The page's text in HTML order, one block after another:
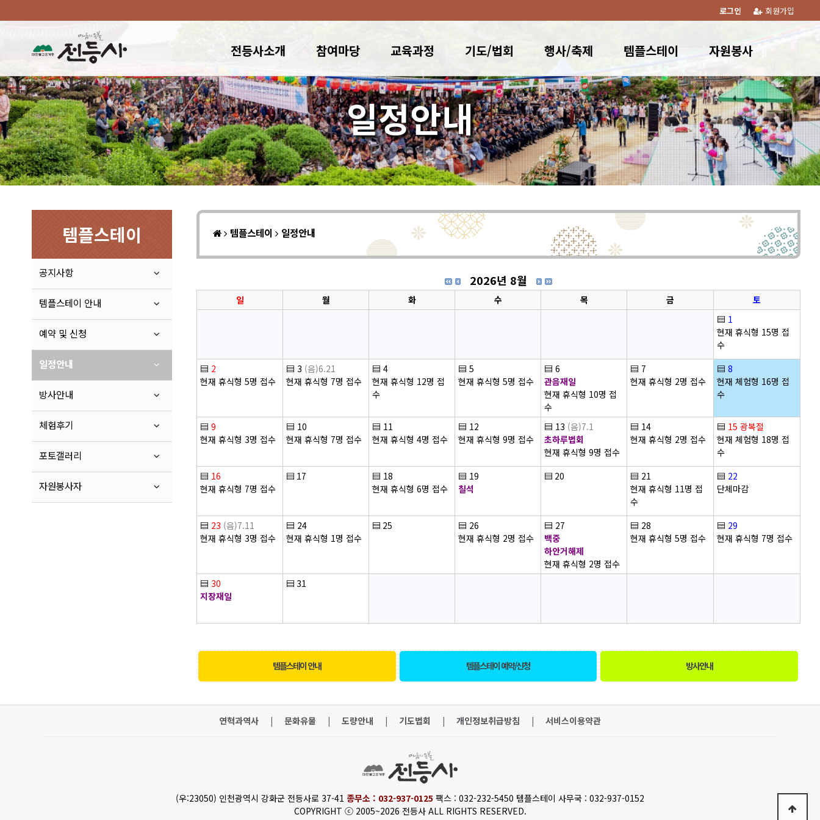
회원가입
로그인
전등사소개 참여마당 교육과정 기도/법회 행사/축제 템플스테이 자원봉사
일정안내
템플스테이
공지사항
템플스테이 안내
예약 및 신청
일정안내
방사안내
체험후기
포토갤러리
자원봉사자
템플스테이 일정안내
2026년 8월
일 월 화 수 목 금
토
▤ 1
현재 휴식형 15명 접
수
▤ 2
현재 휴식형 5명 접수
▤ 3 (음)6.21
현재 휴식형 7명 접수
▤ 4
현재 휴식형 12명 접
수
▤ 5
현재 휴식형 5명 접수
▤ 6
관음재일
현재 휴식형 10명 접
수
▤ 7
현재 휴식형 2명 접수
▤ 8
현재 체험형 16명 접
수
▤ 9
현재 휴식형 3명 접수
▤ 10
현재 휴식형 7명 접수
▤ 11
현재 휴식형 4명 접수
▤ 12
현재 휴식형 9명 접수
▤ 13 (음)7.1
초하루법회
현재 휴식형 9명 접수
▤ 14
현재 휴식형 2명 접수
▤ 15 광복절
현재 체험형 18명 접
수
▤ 16
현재 휴식형 7명 접수
▤ 17 ▤ 18
현재 휴식형 6명 접수
▤ 19
칠석
▤ 20 ▤ 21
현재 휴식형 11명 접
수
▤ 22
단체마감
▤ 23 (음)7.11
현재 휴식형 3명 접수
▤ 24
현재 휴식형 1명 접수
▤ 25 ▤ 26
현재 휴식형 2명 접수
▤ 27
백중
하안거해제
현재 휴식형 2명 접수
▤ 28
현재 휴식형 5명 접수
▤ 29
현재 휴식형 7명 접수
▤ 30
지장재일
▤ 31
템플스테이 안내 템플스테이 예약/신청 방사안내
연혁과역사 | 문화유물 | 도량안내 | 기도법회 | 개인정보취급방침 | 서비스이용약관
(우:23050) 인천광역시 강화군 전등사로 37-41 종무소 : 032-937-0125 팩스 : 032-232-5450 템플스테이 사무국 : 032-937-0152
COPYRIGHT ⓒ 2005~2026 전등사 ALL RIGHTS RESERVED.